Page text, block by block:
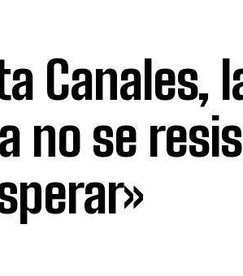
Canales,
no se